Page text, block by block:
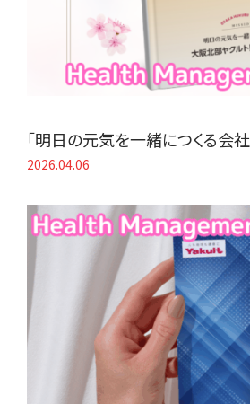
「明日の元気を一緒につくる会
2026.04.06